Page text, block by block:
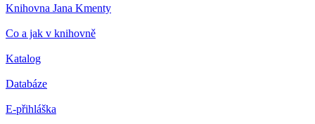
Knihovna Jana Kmenty
Co a jak v knihovně
Katalog
Databáze
E-přihláška